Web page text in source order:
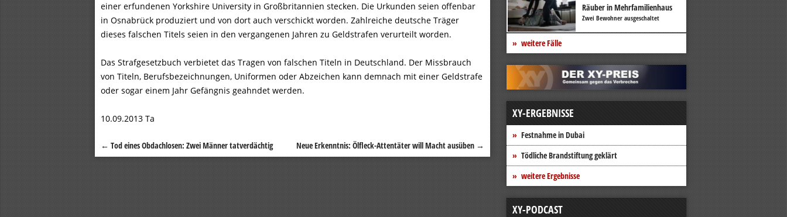
einer erfundenen Yorkshire University in Großbritannien stecken. Die Urkunden seien offenbar
in Osnabrück produziert und von dort auch verschickt worden. Zahlreiche deutsche Träger
dieses falschen Titels seien in den vergangenen Jahren zu Geldstrafen verurteilt worden.
Das Strafgesetzbuch verbietet das Tragen von falschen Titeln in Deutschland. Der Missbrauch
von Titeln, Berufsbezeichnungen, Uniformen oder Abzeichen kann demnach mit einer Geldstrafe
oder sogar einem Jahr Gefängnis geahndet werden.
10.09.2013 Ta
Beitragsnavigation
← Tod eines Obdachlosen: Zwei Männer tatverdächtig Neue Erkenntnis: Ölfleck-Attentäter will Macht ausüben →
Räuber in Mehrfamilienhaus
Zwei Bewohner ausgeschaltet
weitere Fälle
XY-ERGEBNISSE
Festnahme in Dubai
Tödliche Brandstiftung geklärt
weitere Ergebnisse
XY-PODCAST